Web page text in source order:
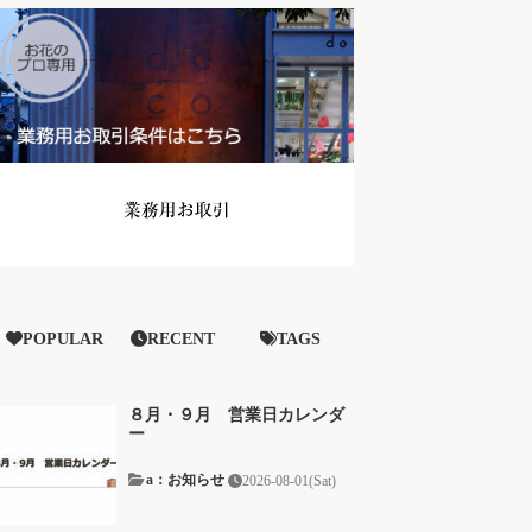
POPULAR RECENT TAGS
８月・９月 営業日カレンダ
ー
a：お知らせ 2026-08-01(Sat)